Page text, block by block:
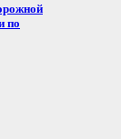
по